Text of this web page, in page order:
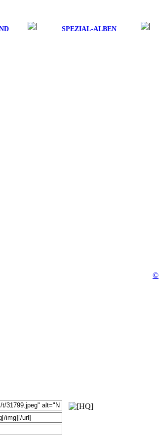
SPEZIAL-ALBEN
©